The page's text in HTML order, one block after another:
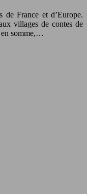
de France et d’Europe.
villages de contes de
en somme,…